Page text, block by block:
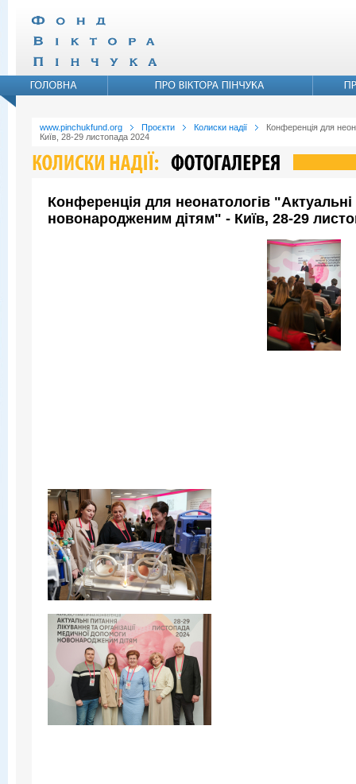
www.pinchukfund.org Проєкти Колиски надії
Конференція для
Київ, 28-29 листопада 2024
Конференція для неонатологів
новонародженим дітям" - Київ, 28-29